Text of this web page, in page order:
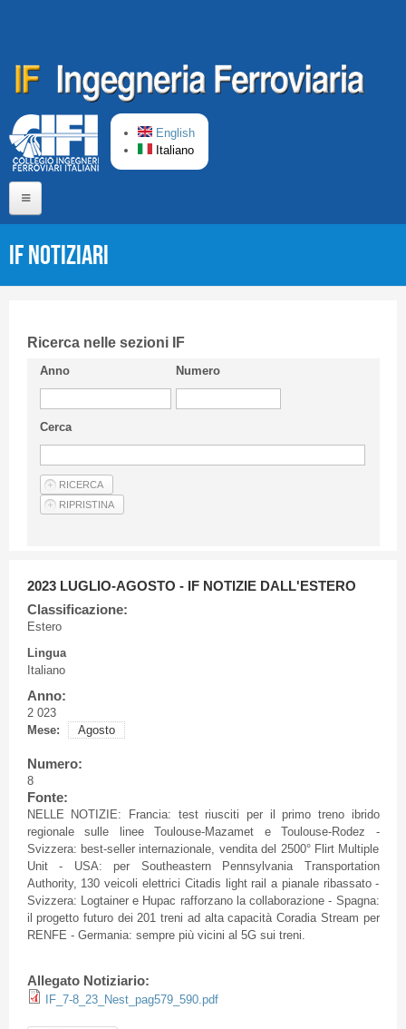
English
Italiano
CIFI in breve
Linee Guida
Privacy Policy
Articoli
IF Notiziari
Ricerca nelle sezioni IF
Anno Numero
Cerca
2023 LUGLIO-AGOSTO - IF NOTIZIE DALL'ESTERO
Classificazione:
Estero
Lingua
Italiano
Anno:
2 023
Mese:
Agosto
Numero:
8
Fonte:
NELLE NOTIZIE: Francia: test riusciti per il primo treno ibrido
regionale sulle linee Toulouse-Mazamet e Toulouse-Rodez -
Svizzera: best-seller internazionale, vendita del 2500° Flirt Multiple
Unit - USA: per Southeastern Pennsylvania Transportation
Authority, 130 veicoli elettrici Citadis light rail a pianale ribassato -
Svizzera: Logtainer e Hupac rafforzano la collaborazione - Spagna:
il progetto futuro dei 201 treni ad alta capacità Coradia Stream per
RENFE - Germania: sempre più vicini al 5G sui treni.
Allegato Notiziario:
IF_7-8_23_Nest_pag579_590.pdf